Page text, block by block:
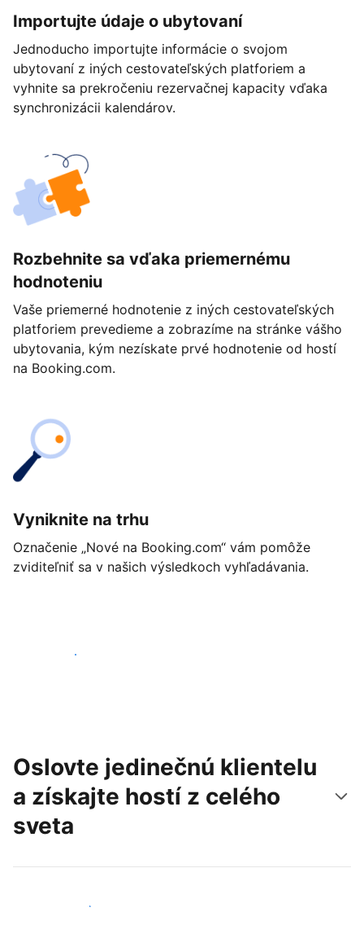
Importujte údaje o ubytovaní
Jednoducho importujte informácie o svojom
ubytovaní z iných cestovateľských platforiem a
vyhnite sa prekročeniu rezervačnej kapacity vďaka
synchronizácii kalendárov.
Rozbehnite sa vďaka priemernému
hodnoteniu
Vaše priemerné hodnotenie z iných cestovateľských
platforiem prevedieme a zobrazíme na stránke vášho
ubytovania, kým nezískate prvé hodnotenie od hostí
na Booking.com.
Vyniknite na trhu
Označenie „Nové na Booking.com“ vám pomôže
zviditeľniť sa v našich výsledkoch vyhľadávania.
Začať ešte dnes
Oslovte jedinečnú klientelu
a získajte hostí z celého
sveta
Osloviť nových hostí